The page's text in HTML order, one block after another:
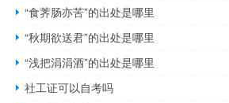
“食荠肠亦苦”的出处是哪里
“秋期欲送君”的出处是哪里
“浅把涓涓酒”的出处是哪里
社工证可以自考吗